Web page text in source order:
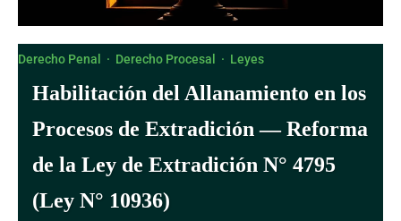
Derecho Penal · Derecho Procesal · Leyes
Habilitación del Allanamiento en los
Procesos de Extradición — Reforma
de la Ley de Extradición N° 4795
(Ley N° 10936)